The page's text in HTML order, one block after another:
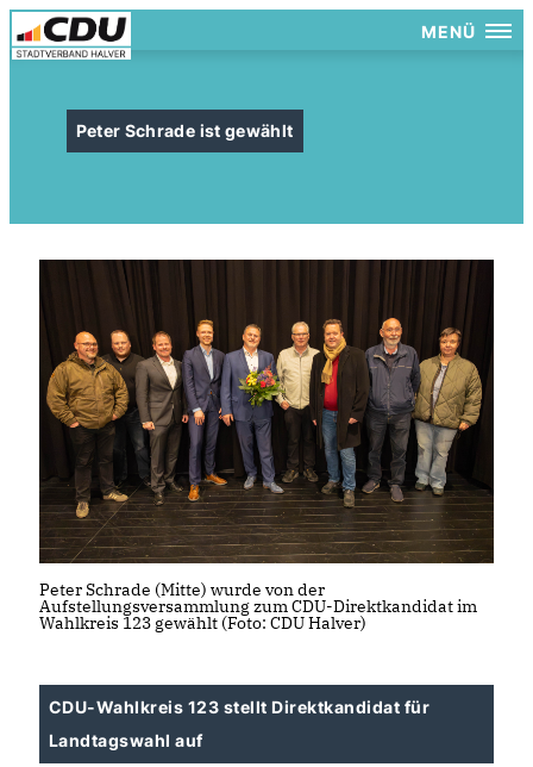
MENÜ
Peter Schrade ist gewählt
Peter Schrade (Mitte) wurde von der
Aufstellungsversammlung zum CDU-Direktkandidat im
Wahlkreis 123 gewählt (Foto: CDU Halver)
CDU-Wahlkreis 123 stellt Direktkandidat für
Landtagswahl auf